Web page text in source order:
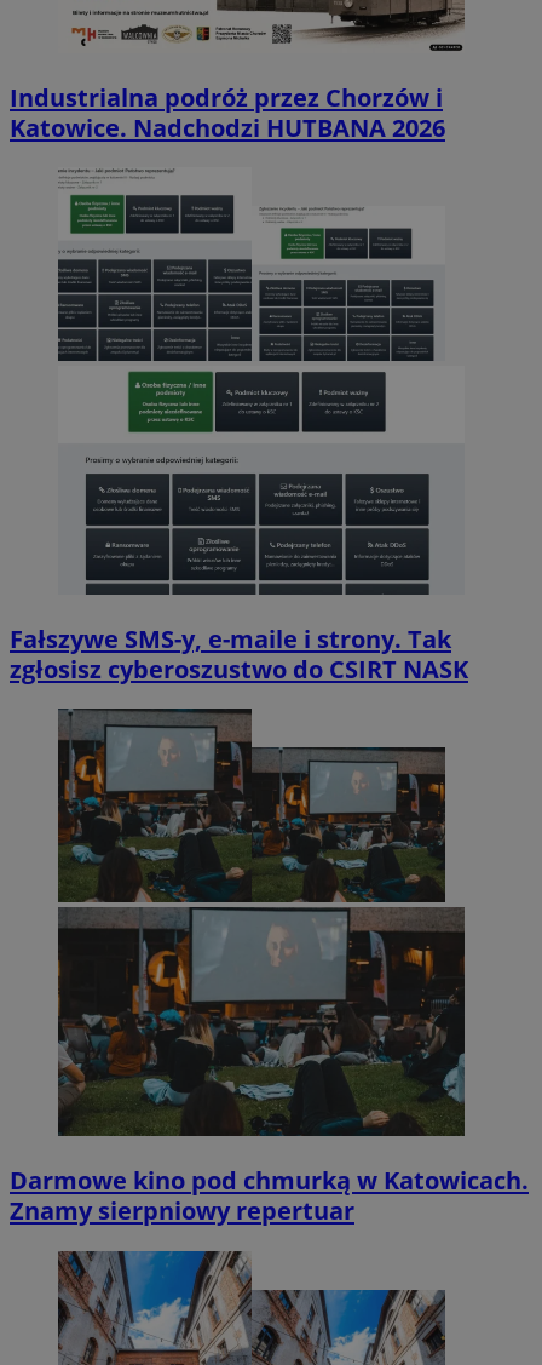
Industrialna podróż przez Chorzów i
Katowice. Nadchodzi HUTBANA 2026
Fałszywe SMS-y, e-maile i strony. Tak
zgłosisz cyberoszustwo do CSIRT NASK
Darmowe kino pod chmurką w Katowicach.
Znamy sierpniowy repertuar